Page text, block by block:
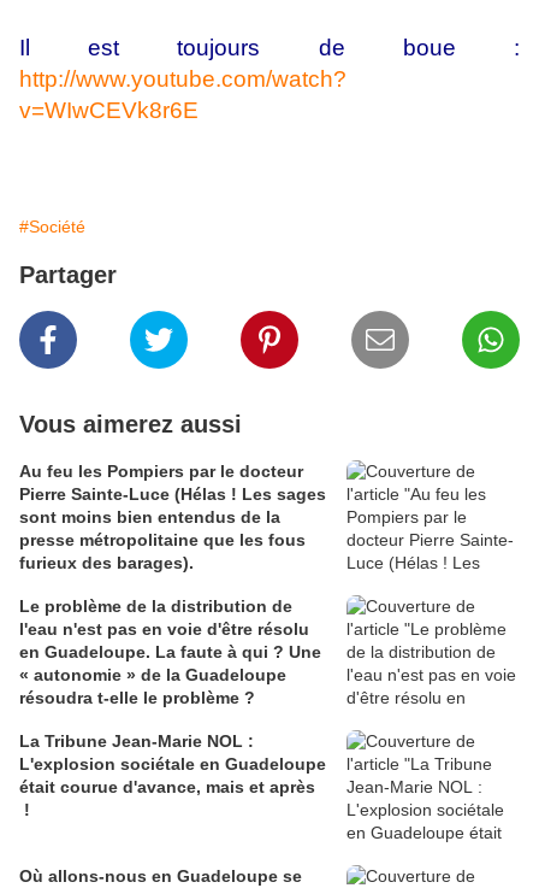
Il est toujours de boue :
http://www.youtube.com/watch?
v=WIwCEVk8r6E
#Société
Partager
Vous aimerez aussi
Au feu les Pompiers par le docteur
Pierre Sainte-Luce (Hélas ! Les sages
sont moins bien entendus de la
presse métropolitaine que les fous
furieux des barages).
Le problème de la distribution de
l'eau n'est pas en voie d'être résolu
en Guadeloupe. La faute à qui ? Une
« autonomie » de la Guadeloupe
résoudra t-elle le problème ?
La Tribune Jean-Marie NOL :
L'explosion sociétale en Guadeloupe
était courue d'avance, mais et après
!
Où allons-nous en Guadeloupe se